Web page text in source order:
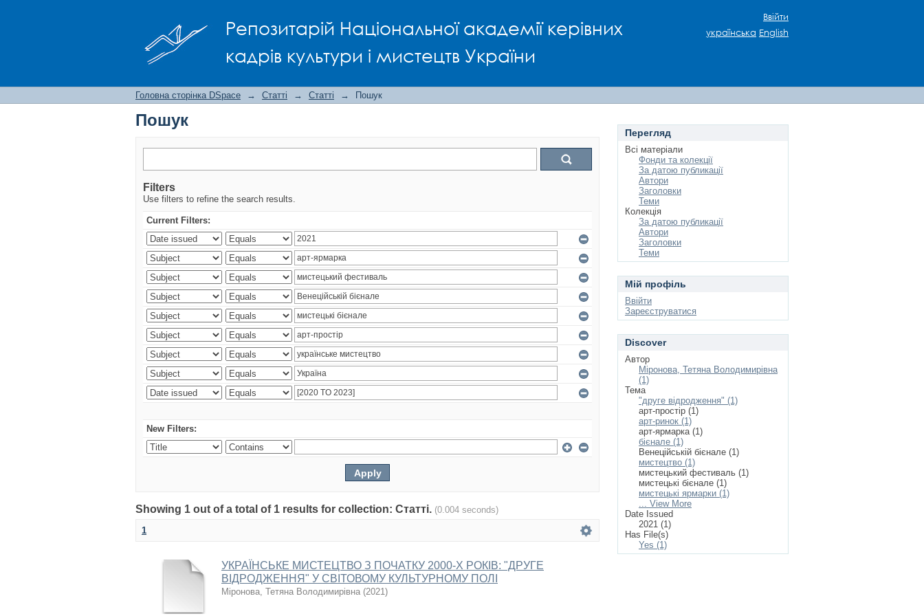
Репозитарій Національної академії керівних
кадрів культури і мистецтв України
Ввійти
українська English
Головна сторінка DSpace → Статті → Статті → Пошук
Пошук
Filters
Use filters to refine the search results.
Current Filters:
New Filters:
Showing 1 out of a total of 1 results for collection: Статті. (0.004 seconds)
1
УКРАЇНСЬКЕ МИСТЕЦТВО З ПОЧАТКУ 2000-Х РОКІВ: "ДРУГЕ
ВІДРОДЖЕННЯ" У СВІТОВОМУ КУЛЬТУРНОМУ ПОЛІ
Міронова, Тетяна Володимирівна (2021)
Перегляд
Всі матеріали
Фонди та колекції
За датою публикації
Автори
Заголовки
Теми
Колекція
За датою публикації
Автори
Заголовки
Теми
Мій профіль
Ввійти
Зареєструватися
Discover
Автор
Міронова, Тетяна Володимирівна
(1)
Тема
"друге відродження" (1)
арт-простір (1)
арт-ринок (1)
арт-ярмарка (1)
бієнале (1)
Венеційській бієнале (1)
мистецтво (1)
мистецький фестиваль (1)
мистецькі бієнале (1)
мистецькі ярмарки (1)
... View More
Date Issued
2021 (1)
Has File(s)
Yes (1)